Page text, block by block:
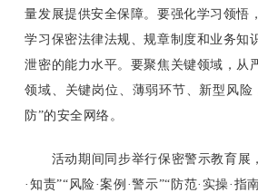
量发展提供安全保障。要强化学习领悟
学习保密法律法规、规章制度和业务知
泄密的能力水平。要聚焦关键领域，从
领域、关键岗位、薄弱环节、新型风险
防”的安全网络。
活动期间同步举行保密警示教育展
·知责”“风险·案例·警示”“防范·实操·指